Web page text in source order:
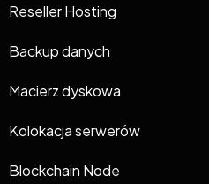
Reseller Hosting
Backup danych
Macierz dyskowa
Kolokacja serwerów
Blockchain Node